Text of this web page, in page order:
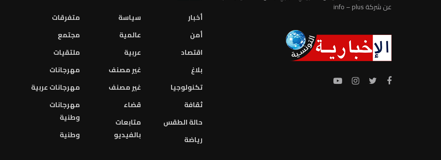
عن شركة info – plus
أخبار
أمن
اقتصاد
بلاغ
تكنولوجيا
ثقافة
حالة الطقس
رياضة
سياسة
عالمية
عربية
غير مصنف
غير مصنف
قضاء
متابعات
بالفيديو
متفرقات
مجتمع
ملتقيات
مهرجانات
مهرجانات عربية
مهرجانات
وطنية
وطنية